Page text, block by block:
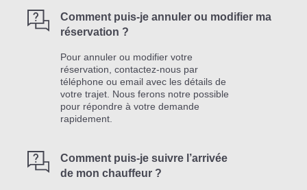
Comment puis-je annuler ou modifier ma
réservation ?
Pour annuler ou modifier votre
réservation, contactez-nous par
téléphone ou email avec les détails de
votre trajet. Nous ferons notre possible
pour répondre à votre demande
rapidement.
Comment puis-je suivre l’arrivée
de mon chauffeur ?